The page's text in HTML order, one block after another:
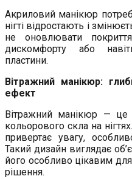
Акриловий манікюр
нігті відростають і
не оновлювати
дискомфорту або
пластини.
Вітражний манікюр:
ефект
Вітражний манікюр — це
кольорового скла на
привертає увагу,
Такий дизайн виглядає
його особливо цікавим
рішення.